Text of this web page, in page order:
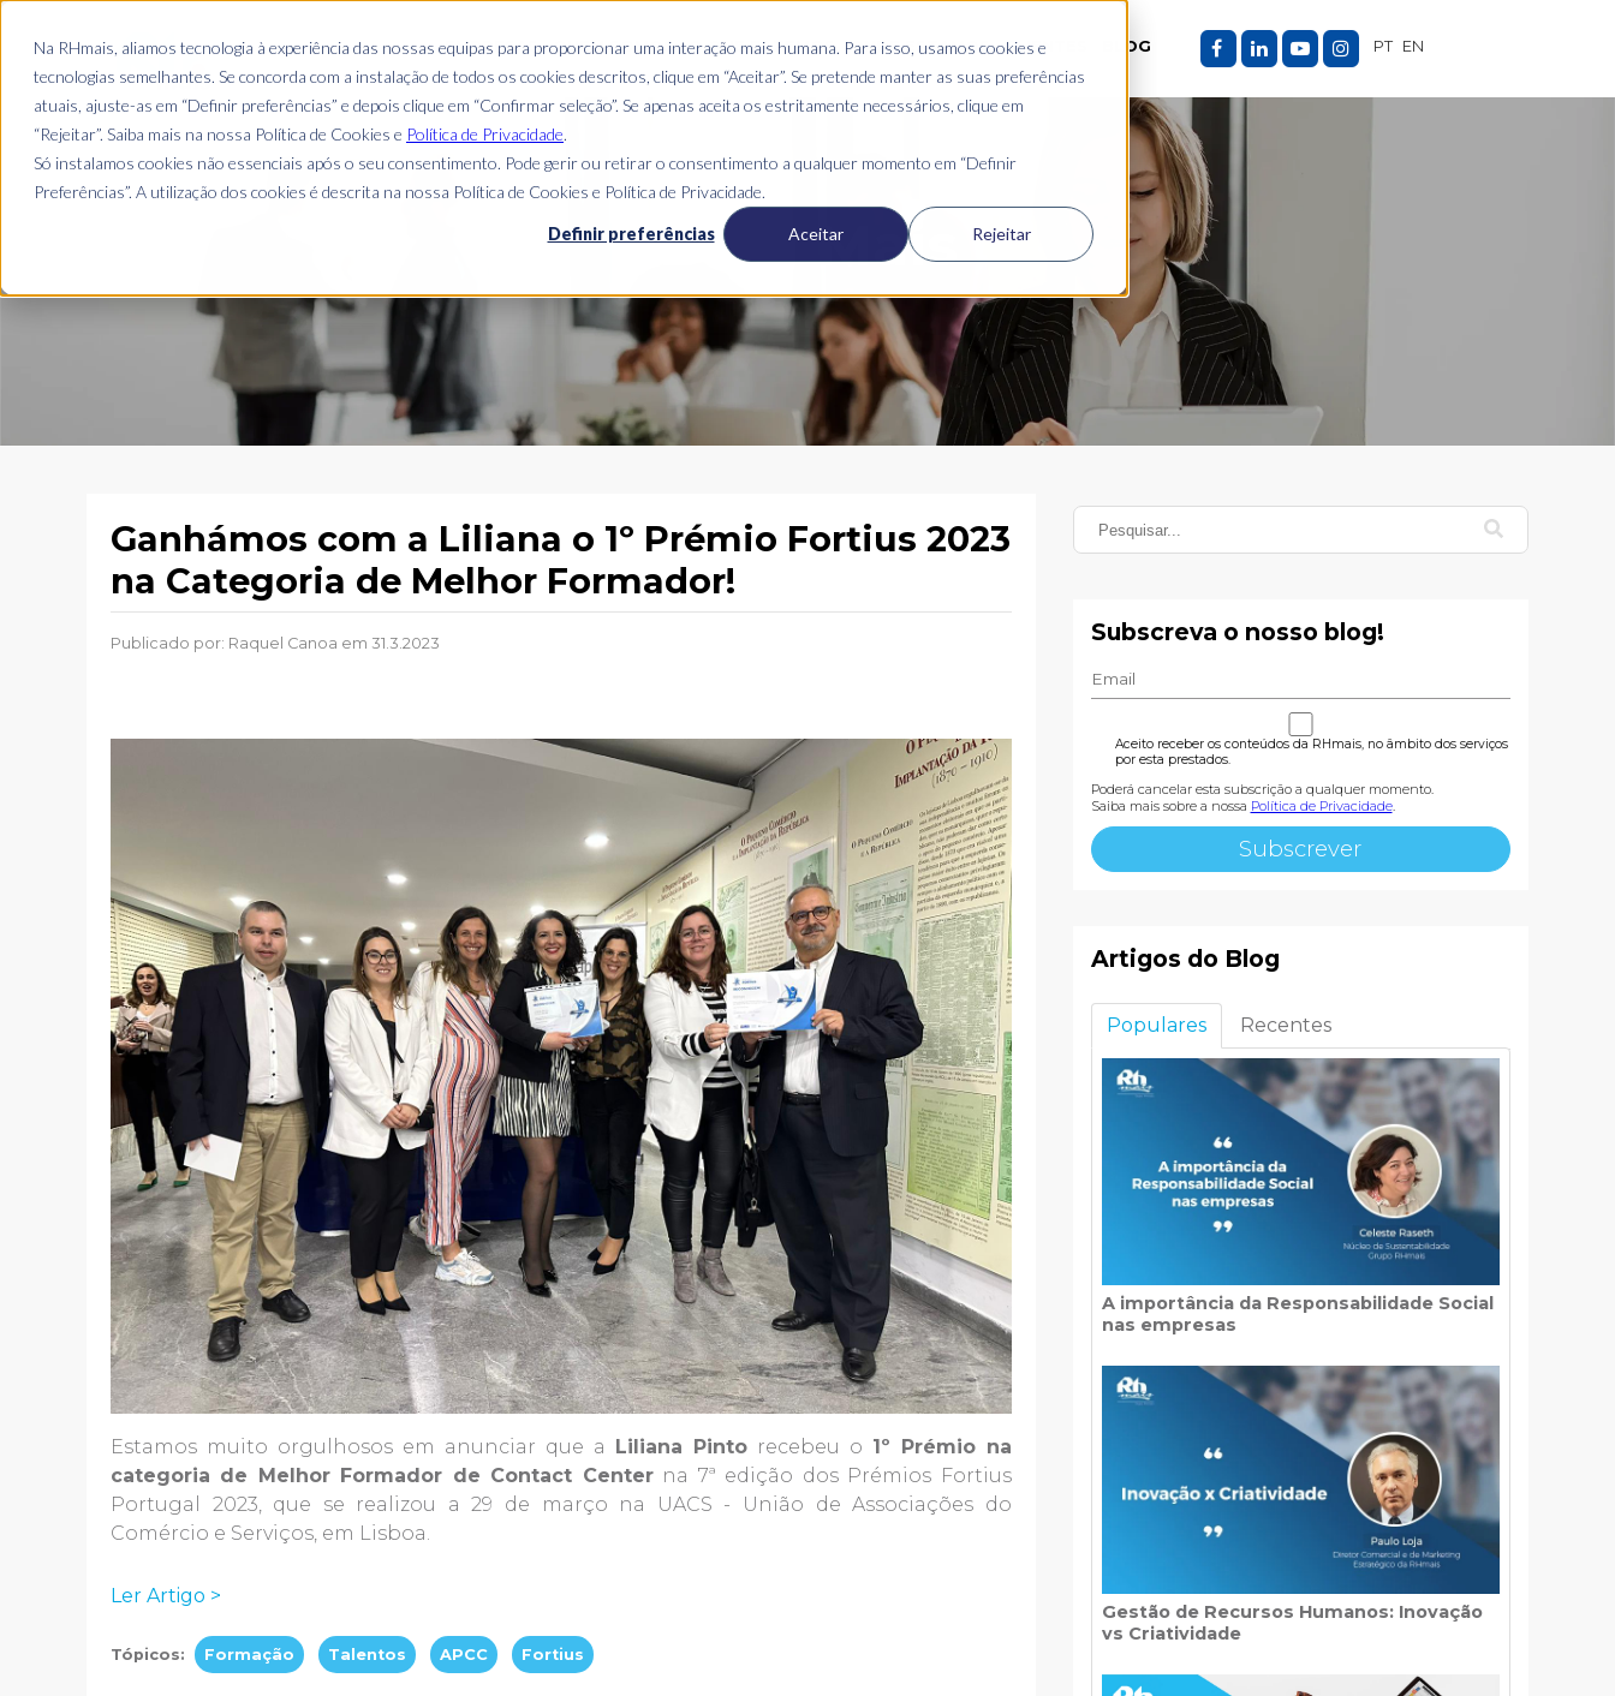
Na RHmais, aliamos tecnologia à experiência das nossas equipas para proporcionar uma interação mais humana. Para isso, usamos cookies e
tecnologias semelhantes. Se concorda com a instalação de todos os cookies descritos, clique em “Aceitar”. Se pretende manter as suas preferências
atuais, ajuste-as em “Definir preferências” e depois clique em “Confirmar seleção”. Se apenas aceita os estritamente necessários, clique em
“Rejeitar”. Saiba mais na nossa Política de Cookies e Política de Privacidade.
Só instalamos cookies não essenciais após o seu consentimento. Pode gerir ou retirar o consentimento a qualquer momento em “Definir
Preferências”. A utilização dos cookies é descrita na nossa Política de Cookies e Política de Privacidade.
Definir preferências Aceitar Rejeitar
EMPRESAS QUEM SOMOS O QUE FAZEMOS ONDE ESTAMOS CLIENTES BLOG PT EN
Blog Mais
Ganhámos com a Liliana o 1º Prémio Fortius 2023
na Categoria de Melhor Formador!
Publicado por: Raquel Canoa em 31.3.2023
Estamos muito orgulhosos em anunciar que a Liliana Pintorecebeu o 1º Prémio na
categoria de Melhor Formador de Contact Centerna 7ª edição dos Prémios Fortius
Portugal 2023, que se realizou a 29 de março na UACS - União de Associações do
Comércio e Serviços, em Lisboa.
Ler Artigo >
Tópicos: Formação Talentos APCC Fortius
Subscreva o nosso blog!
Aceito receber os conteúdos da RHmais, no âmbito dos serviços
por esta prestados.
Poderá cancelar esta subscrição a qualquer momento.
Saiba mais sobre a nossa Política de Privacidade.
Artigos do Blog
Populares Recentes
A importância da Responsabilidade Social
nas empresas
Gestão de Recursos Humanos: Inovação
vs Criatividade